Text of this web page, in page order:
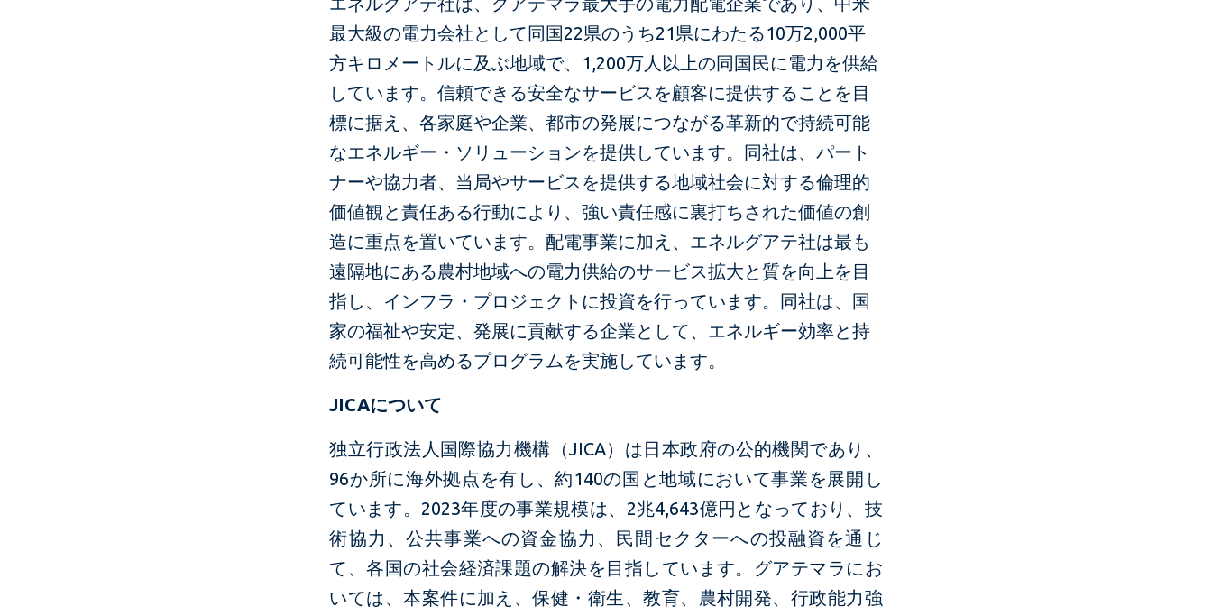
最大級の電力会社として同国22県のうち21県にわたる10万2,000平
方キロメートルに及ぶ地域で、1,200万人以上の同国民に電力を供給
しています。信頼できる安全なサービスを顧客に提供することを目
標に据え、各家庭や企業、都市の発展につながる革新的で持続可能
なエネルギー・ソリューションを提供しています。同社は、パート
ナーや協力者、当局やサービスを提供する地域社会に対する倫理的
価値観と責任ある行動により、強い責任感に裏打ちされた価値の創
造に重点を置いています。配電事業に加え、エネルグアテ社は最も
遠隔地にある農村地域への電力供給のサービス拡大と質を向上を目
指し、インフラ・プロジェクトに投資を行っています。同社は、国
家の福祉や安定、発展に貢献する企業として、エネルギー効率と持
続可能性を高めるプログラムを実施しています。
JICAについて
独立行政法人国際協力機構（JICA）は日本政府の公的機関であり、
96か所に海外拠点を有し、約140の国と地域において事業を展開し
ています。2023年度の事業規模は、2兆4,643億円となっており、技
術協力、公共事業への資金協力、民間セクターへの投融資を通じ
て、各国の社会経済課題の解決を目指しています。グアテマラにお
いては、本案件に加え、保健・衛生、教育、農村開発、行政能力強